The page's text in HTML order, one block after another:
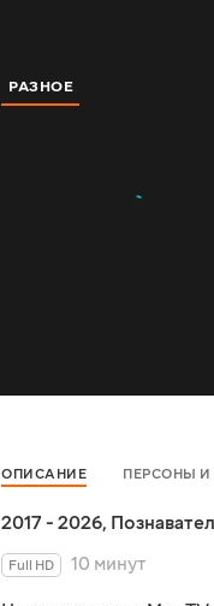
РАЗНОЕ
ОПИСАНИЕ ПЕРСОНЫ
2017 - 2026,
Full HD
10 минут